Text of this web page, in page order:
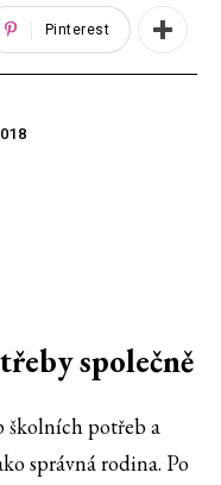
Pinterest
společně
školních potřeb a
správná rodina. Po